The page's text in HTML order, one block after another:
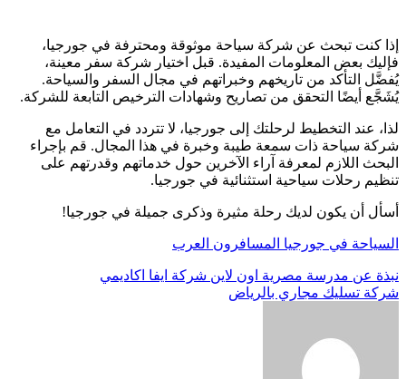
إذا كنت تبحث عن شركة سياحة موثوقة ومحترفة في جورجيا،
فإليك بعض المعلومات المفيدة. قبل اختيار شركة سفر معينة،
يُفضَّل التأكد من تاريخهم وخبراتهم في مجال السفر والسياحة.
يُشَجَّع أيضًا التحقق من تصاريح وشهادات الترخيص التابعة للشركة.
لذا، عند التخطيط لرحلتك إلى جورجيا، لا تتردد في التعامل مع
شركة سياحة ذات سمعة طيبة وخبرة في هذا المجال. قم بإجراء
البحث اللازم لمعرفة آراء الآخرين حول خدماتهم وقدرتهم على
تنظيم رحلات سياحية استثنائية في جورجيا.
أسأل أن يكون لديك رحلة مثيرة وذكرى جميلة في جورجيا!
السياحة في جورجيا المسافرون العرب
تصفّح
المقالات
نبذة عن مدرسة مصرية اون لاين شركة ايفا اكاديمي
شركة تسليك مجاري بالرياض